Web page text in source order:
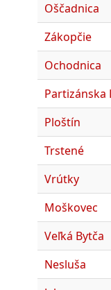
Oščadnica
Zákopčie
Ochodnica
Partizánska
Ploštín
Trstené
Vrútky
Moškovec
Veľká Bytča
Nesluša